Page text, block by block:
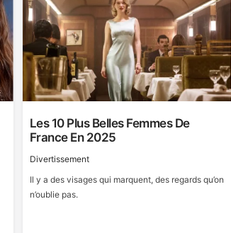
Les 10 Plus Belles Femmes De
France En 2025
Divertissement
Il y a des visages qui marquent, des regards qu’on
n’oublie pas.